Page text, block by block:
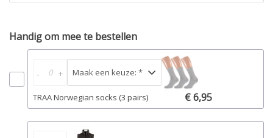
Handig om mee te bestellen
- +
TRAA Norwegian socks (3 pairs) € 6,95